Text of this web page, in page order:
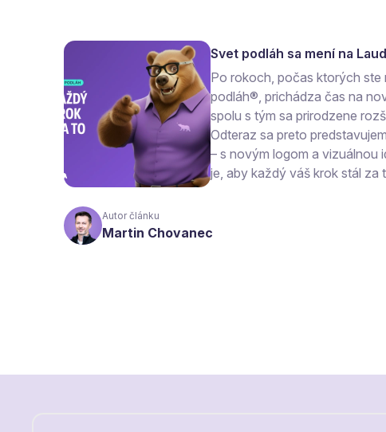
Svet podláh sa mení na
Po rokoch, počas ktorých ste
podláh®, prichádza čas na
spolu s tým sa prirodzene
Odteraz sa preto
– s novým logom a vizuálnou
je, aby každý váš krok stál za
Autor článku
Martin Chovanec